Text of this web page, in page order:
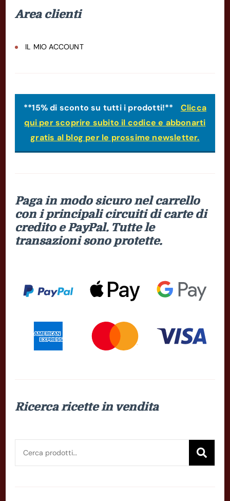
Area clienti
IL MIO ACCOUNT
**15% di sconto su tutti i prodotti!**
Clicca
qui per scoprire subito il codice e abbonarti
gratis al blog per le prossime newsletter.
Paga in modo sicuro nel carrello
con i principali circuiti di carte di
credito e PayPal. Tutte le
transazioni sono protette.
Ricerca ricette in vendita
Cerca: